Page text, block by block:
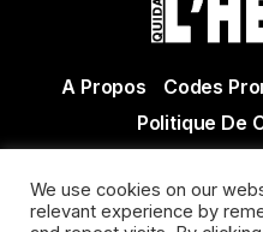
A Propos Codes
Politique De
Actualité Agen - Actualité
We use cookies on our
relevant experience by